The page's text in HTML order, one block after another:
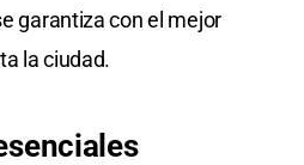
garantiza con el mejor
la ciudad.